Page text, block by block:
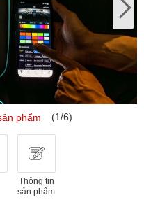
phẩm (1/6)
Thông tin
sản phẩm